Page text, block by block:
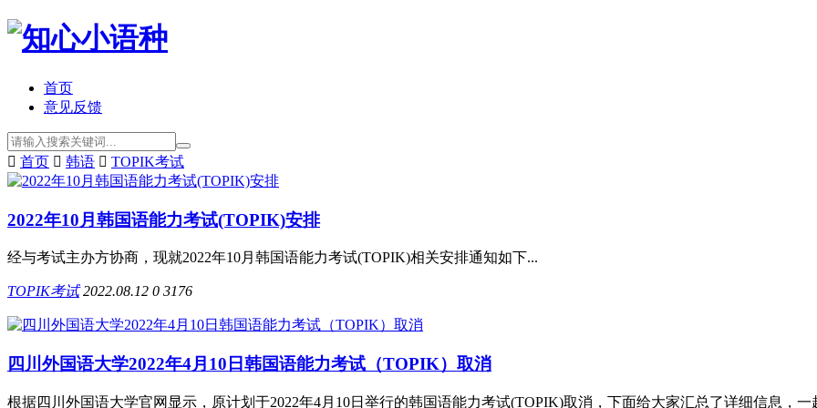
首页
意见反馈
 首页  韩语  TOPIK考试
2022年10月韩国语能力考试(TOPIK)安排
经与考试主办方协商，现就2022年10月韩国语能力考试(TOPIK)相关安排通知如下...
TOPIK考试 2022.08.12 0 3176
四川外国语大学2022年4月10日韩国语能力考试（TOPIK）取消
根据四川外国语大学官网显示，原计划于2022年4月10日举行的韩国语能力考试(TOPIK)取消，下面给大家汇总了详细信息，一